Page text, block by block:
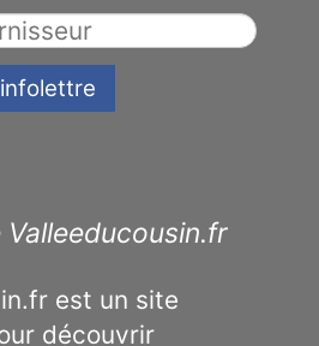
est un site
découvrir